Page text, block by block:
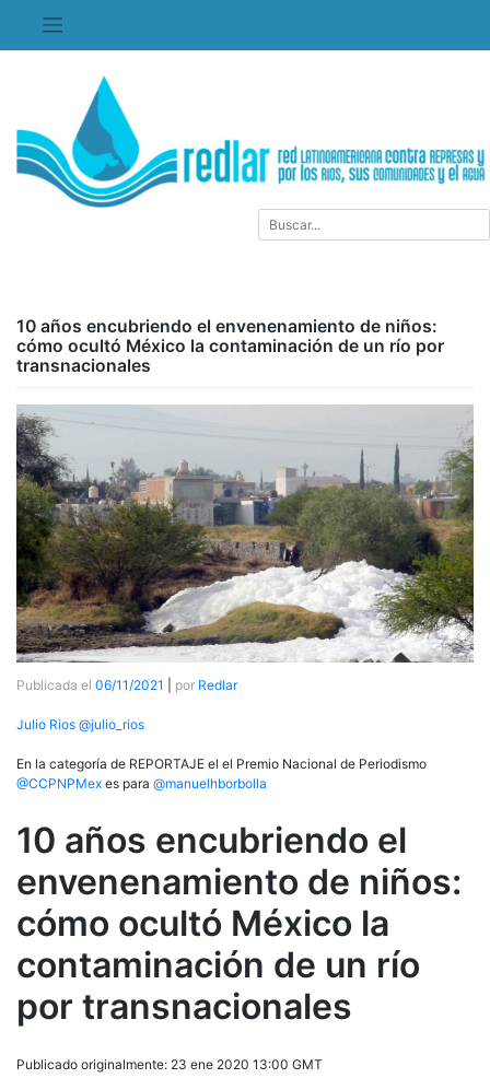
contenido
10 años encubriendo el envenenamiento de niños:
cómo ocultó México la contaminación de un río por
transnacionales
Publicada el 06/11/2021 por Redlar
Julio Rios @julio_rios
En la categoría de REPORTAJE el el Premio Nacional de Periodismo
@CCPNPMex es para @manuelhborbolla
10 años encubriendo el
envenenamiento de niños:
cómo ocultó México la
contaminación de un río
por transnacionales
Publicado originalmente: 23 ene 2020 13:00 GMT